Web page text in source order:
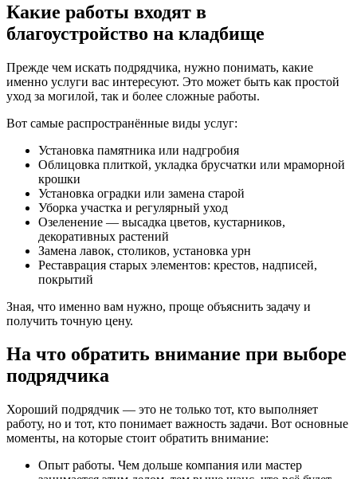
Какие работы входят в
благоустройство на кладбище
Прежде чем искать подрядчика, нужно понимать, какие
именно услуги вас интересуют. Это может быть как простой
уход за могилой, так и более сложные работы.
Вот самые распространённые виды услуг:
Установка памятника или надгробия
Облицовка плиткой, укладка брусчатки или мраморной
крошки
Установка оградки или замена старой
Уборка участка и регулярный уход
Озеленение — высадка цветов, кустарников,
декоративных растений
Замена лавок, столиков, установка урн
Реставрация старых элементов: крестов, надписей,
покрытий
Зная, что именно вам нужно, проще объяснить задачу и
получить точную цену.
На что обратить внимание при выборе
подрядчика
Хороший подрядчик — это не только тот, кто выполняет
работу, но и тот, кто понимает важность задачи. Вот основные
моменты, на которые стоит обратить внимание:
Опыт работы. Чем дольше компания или мастер